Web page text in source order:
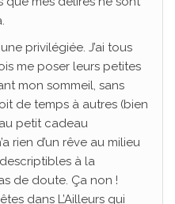
privilégiée. J’ai tous
me poser leurs petites
mon sommeil, sans
de temps à autres (bien
petit cadeau
rien d’un rêve au milieu
à la
de doute. Ça non !
dans L’Ailleurs qui